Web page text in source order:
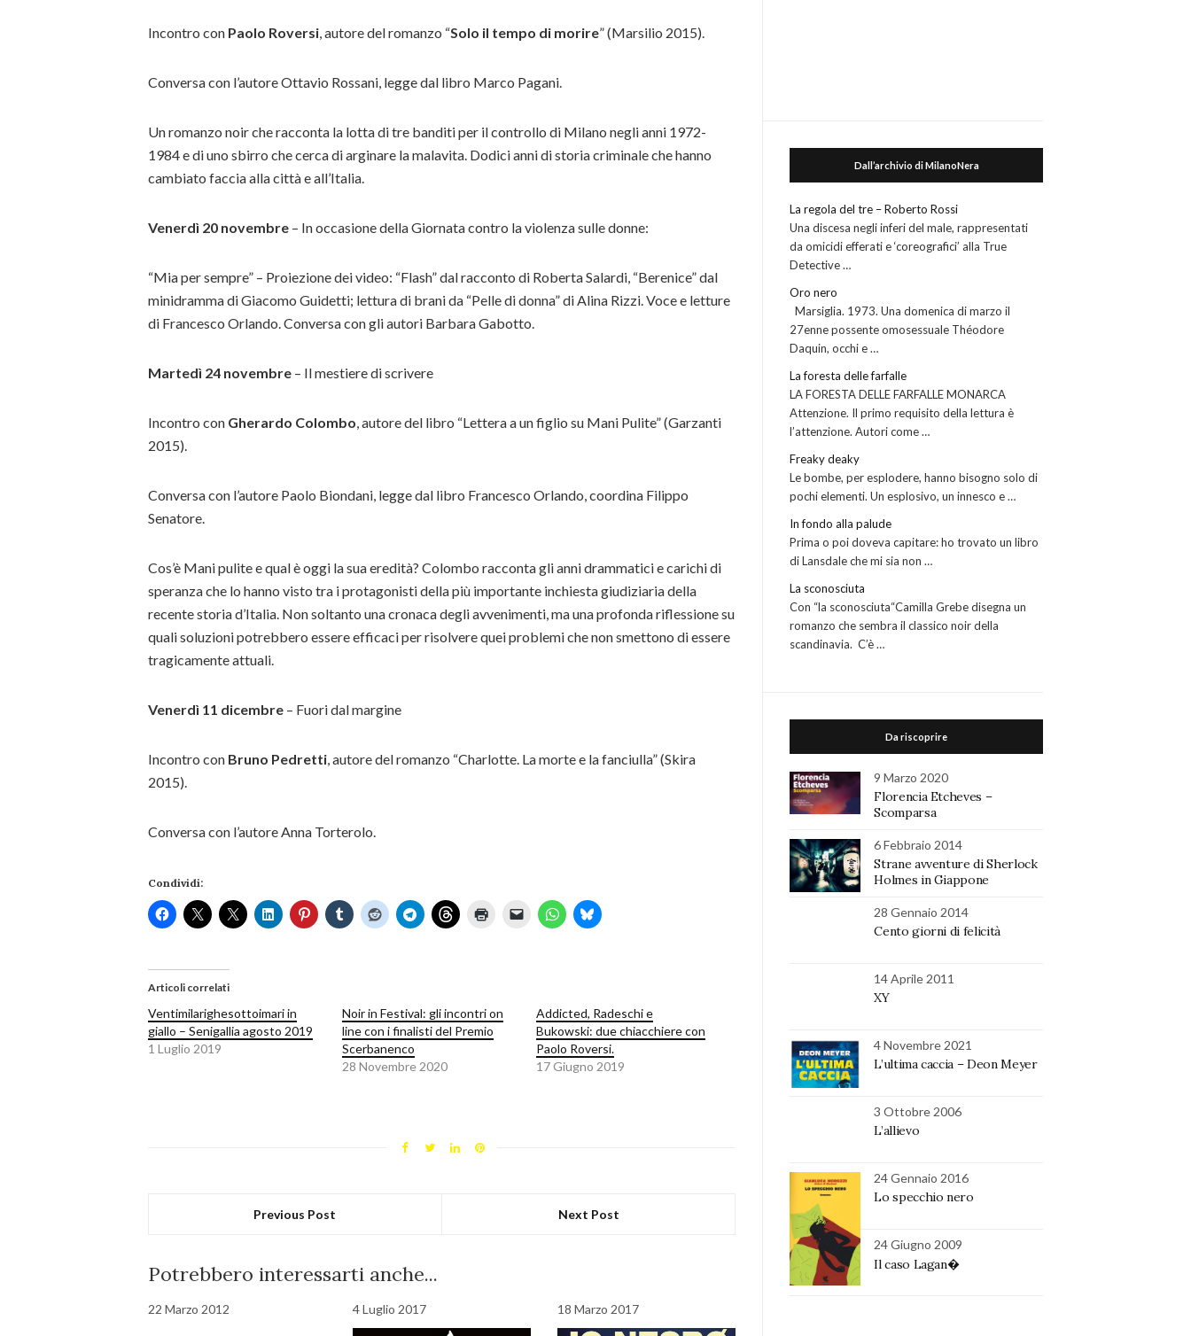
Incontro con Paolo Roversi, autore del romanzo “Solo il tempo di morire” (Marsilio 2015).
Conversa con l’autore Ottavio Rossani, legge dal libro Marco Pagani.
Un romanzo noir che racconta la lotta di tre banditi per il controllo di Milano negli anni 1972-
1984 e di uno sbirro che cerca di arginare la malavita. Dodici anni di storia criminale che hanno
cambiato faccia alla città e all’Italia.
Venerdì 20 novembre – In occasione della Giornata contro la violenza sulle donne:
“Mia per sempre” – Proiezione dei video: “Flash” dal racconto di Roberta Salardi, “Berenice” dal
minidramma di Giacomo Guidetti; lettura di brani da “Pelle di donna” di Alina Rizzi. Voce e letture
di Francesco Orlando. Conversa con gli autori Barbara Gabotto.
Martedì 24 novembre – Il mestiere di scrivere
Incontro con Gherardo Colombo, autore del libro “Lettera a un figlio su Mani Pulite” (Garzanti
2015).
Conversa con l’autore Paolo Biondani, legge dal libro Francesco Orlando, coordina Filippo
Senatore.
Cos’è Mani pulite e qual è oggi la sua eredità? Colombo racconta gli anni drammatici e carichi di
speranza che lo hanno visto tra i protagonisti della più importante inchiesta giudiziaria della
recente storia d’Italia. Non soltanto una cronaca degli avvenimenti, ma una profonda riflessione su
quali soluzioni potrebbero essere efficaci per risolvere quei problemi che non smettono di essere
tragicamente attuali.
Venerdì 11 dicembre – Fuori dal margine
Incontro con Bruno Pedretti, autore del romanzo “Charlotte. La morte e la fanciulla” (Skira
2015).
Conversa con l’autore Anna Torterolo.
Condividi:
Articoli correlati
Ventimilarighesottoimari in
giallo – Senigallia agosto 2019
1 Luglio 2019
Noir in Festival: gli incontri on
line con i finalisti del Premio
Scerbanenco
28 Novembre 2020
Addicted, Radeschi e
Bukowski: due chiacchiere con
Paolo Roversi.
17 Giugno 2019
Previous Post Next Post
Potrebbero interessarti anche...
22 Marzo 2012 4 Luglio 2017 18 Marzo 2017
Dall’archivio di MilanoNera
La regola del tre – Roberto Rossi
Una discesa negli inferi del male, rappresentati
da omicidi efferati e ‘coreografici’ alla True
Detective …
Oro nero
Marsiglia. 1973. Una domenica di marzo il
27enne possente omosessuale Théodore
Daquin, occhi e …
La foresta delle farfalle
LA FORESTA DELLE FARFALLE MONARCA
Attenzione. Il primo requisito della lettura è
l’attenzione. Autori come …
Freaky deaky
Le bombe, per esplodere, hanno bisogno solo di
pochi elementi. Un esplosivo, un innesco e …
In fondo alla palude
Prima o poi doveva capitare: ho trovato un libro
di Lansdale che mi sia non …
La sconosciuta
Con “la sconosciuta“Camilla Grebe disegna un
romanzo che sembra il classico noir della
scandinavia. C’è …
Da riscoprire
9 Marzo 2020
Florencia Etcheves –
Scomparsa
6 Febbraio 2014
Strane avventure di Sherlock
Holmes in Giappone
28 Gennaio 2014
Cento giorni di felicità
14 Aprile 2011
XY
4 Novembre 2021
L’ultima caccia – Deon Meyer
3 Ottobre 2006
L’allievo
24 Gennaio 2016
Lo specchio nero
24 Giugno 2009
Il caso Lagan�